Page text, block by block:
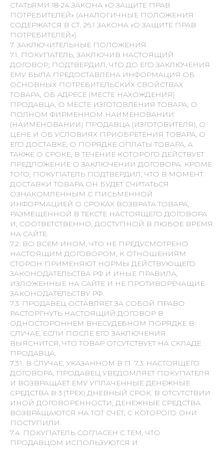
СТАТЬЯМИ 18-24 ЗАКОНА «О ЗАЩИТЕ ПРАВ
ПОТРЕБИТЕЛЕЙ» (АНАЛОГИЧНЫЕ ПОЛОЖЕНИЯ
СОДЕРЖАТСЯ В СТ. 26.1 ЗАКОНА «О ЗАЩИТЕ ПРАВ
ПОТРЕБИТЕЛЕЙ»).
7. ЗАКЛЮЧИТЕЛЬНЫЕ ПОЛОЖЕНИЯ
7.1. ПОКУПАТЕЛЬ, ЗАКЛЮЧИВ НАСТОЯЩИЙ
ДОГОВОР, ПОДТВЕРДИЛ, ЧТО ДО ЕГО ЗАКЛЮЧЕНИЯ
ЕМУ БЫЛА ПРЕДОСТАВЛЕНА ИНФОРМАЦИЯ ОБ
ОСНОВНЫХ ПОТРЕБИТЕЛЬСКИХ СВОЙСТВАХ
ТОВАРА, ОБ АДРЕСЕ (МЕСТЕ НАХОЖДЕНИЯ)
ПРОДАВЦА, О МЕСТЕ ИЗГОТОВЛЕНИЯ ТОВАРА, О
ПОЛНОМ ФИРМЕННОМ НАИМЕНОВАНИИ
(НАИМЕНОВАНИИ) ПРОДАВЦА (ИЗГОТОВИТЕЛЯ), О
ЦЕНЕ И ОБ УСЛОВИЯХ ПРИОБРЕТЕНИЯ ТОВАРА, О
ЕГО ДОСТАВКЕ, О ПОРЯДКЕ ОПЛАТЫ ТОВАРА, А
ТАКЖЕ О СРОКЕ, В ТЕЧЕНИЕ КОТОРОГО ДЕЙСТВУЕТ
ПРЕДЛОЖЕНИЕ О ЗАКЛЮЧЕНИИ ДОГОВОРА. КРОМЕ
ТОГО, ПОКУПАТЕЛЬ ПОДТВЕРДИЛ, ЧТО В МОМЕНТ
ДОСТАВКИ ТОВАРА ОН БУДЕТ СЧИТАТЬСЯ
ОЗНАКОМЛЕННЫМ С ПИСЬМЕННОЙ
ИНФОРМАЦИЕЙ О СРОКАХ ВОЗВРАТА ТОВАРА,
РАЗМЕЩЕННОЙ В ТЕКСТЕ НАСТОЯЩЕГО ДОГОВОРА
И, СООТВЕТСТВЕННО, ДОСТУПНОЙ В ЛЮБОЕ ВРЕМЯ
НА САЙТЕ.
7.2. ВО ВСЕМ ИНОМ, ЧТО НЕ ПРЕДУСМОТРЕНО
НАСТОЯЩИМ ДОГОВОРОМ, К ОТНОШЕНИЯМ
СТОРОН ПРИМЕНЯЮТ НОРМЫ ДЕЙСТВУЮЩЕГО
ЗАКОНОДАТЕЛЬСТВА РФ И ИНЫЕ ПРАВИЛА,
ИЗЛОЖЕННЫЕ НА САЙТЕ И НЕ ПРОТИВОРЕЧАЩИЕ
ЗАКОНОДАТЕЛЬСТВУ РФ.
7.3. ПРОДАВЕЦ ОСТАВЛЯЕТ ЗА СОБОЙ ПРАВО
РАСТОРГНУТЬ НАСТОЯЩИЙ ДОГОВОР В
ОДНОСТОРОННЕМ ВНЕСУДЕБНОМ ПОРЯДКЕ В
СЛУЧАЕ, ЕСЛИ ПОСЛЕ ЕГО ЗАКЛЮЧЕНИЯ
ВЫЯСНИТСЯ, ЧТО ТОВАР ОТСУТСТВУЕТ НА СКЛАДЕ
ПРОДАВЦА.
7.3.1. В СЛУЧАЕ, УКАЗАННОМ В П. 7.3. НАСТОЯЩЕГО
ДОГОВОРА, ПРОДАВЕЦ УВЕДОМЛЯЕТ ПОКУПАТЕЛЯ
И ВОЗВРАЩАЕТ ЕМУ УПЛАЧЕННЫЕ ДЕНЕЖНЫЕ
СРЕДСТВА В 3 (ТРЕХ) ДНЕВНЫЙ СРОК. В ОТСУТСТВИИ
ИНОЙ ДОГОВОРЕННОСТИ, ДЕНЕЖНЫЕ СРЕДСТВА
ВОЗВРАЩАЮТСЯ НА ТОТ СЧЕТ, С КОТОРОГО ОНИ
ПОСТУПИЛИ.
7.4. ПОКУПАТЕЛЬ СОГЛАСЕН С ТЕМ, ЧТО
ПРОДАВЦОМ ИСПОЛЬЗУЮТСЯ И